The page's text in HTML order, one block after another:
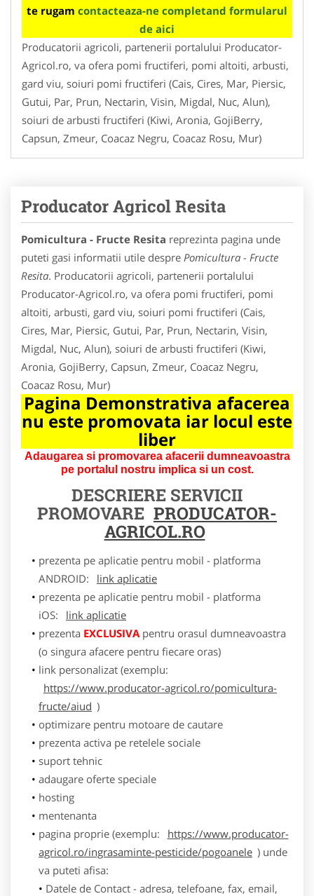
te rugam contacteaza-ne completand formularul
de aici
Producatorii agricoli, partenerii portalului Producator-
Agricol.ro, va ofera pomi fructiferi, pomi altoiti, arbusti,
gard viu, soiuri pomi fructiferi (Cais, Cires, Mar, Piersic,
Gutui, Par, Prun, Nectarin, Visin, Migdal, Nuc, Alun),
soiuri de arbusti fructiferi (Kiwi, Aronia, GojiBerry,
Capsun, Zmeur, Coacaz Negru, Coacaz Rosu, Mur)
Producator Agricol Resita
Pomicultura - Fructe Resita reprezinta pagina unde
puteti gasi informatii utile despre Pomicultura - Fructe
Resita. Producatorii agricoli, partenerii portalului
Producator-Agricol.ro, va ofera pomi fructiferi, pomi
altoiti, arbusti, gard viu, soiuri pomi fructiferi (Cais,
Cires, Mar, Piersic, Gutui, Par, Prun, Nectarin, Visin,
Migdal, Nuc, Alun), soiuri de arbusti fructiferi (Kiwi,
Aronia, GojiBerry, Capsun, Zmeur, Coacaz Negru,
Coacaz Rosu, Mur)
Pagina Demonstrativa afacerea
nu este promovata iar locul este
liber
Adaugarea si promovarea afacerii dumneavoastra
pe portalul nostru implica si un cost.
DESCRIERE SERVICII
PROMOVARE PRODUCATOR-
AGRICOL.RO
prezenta pe aplicatie pentru mobil - platforma
ANDROID:
link aplicatie
prezenta pe aplicatie pentru mobil - platforma
iOS:
link aplicatie
prezenta EXCLUSIVApentru orasul dumneavoastra
(o singura afacere pentru fiecare oras)
link personalizat (exemplu:
https://www.producator-agricol.ro/pomicultura-
fructe/aiud )
optimizare pentru motoare de cautare
prezenta activa pe retelele sociale
suport tehnic
adaugare oferte speciale
hosting
mentenanta
pagina proprie (exemplu:
https://www.producator-
agricol.ro/ingrasaminte-pesticide/pogoanele ) unde
va puteti afisa:
Datele de Contact - adresa, telefoane, fax, email,